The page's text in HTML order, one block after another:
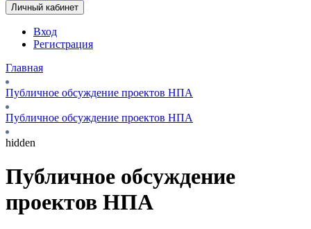
Личный кабинет
Вход
Регистрация
Главная
Публичное обсуждение проектов НПА
Публичное обсуждение проектов НПА
hidden
Публичное обсуждение
проектов НПА